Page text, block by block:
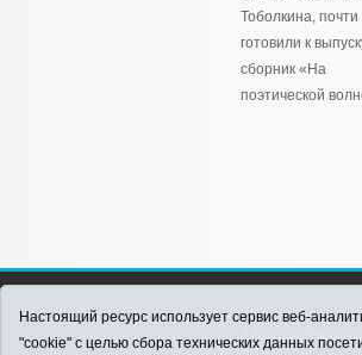
Тоболкина, почти
готовили к
сборник «На
поэтической
ЗАВОДОУКОВСК
Настоящий ресурс использует сервис веб-
"cookie" с целью сбора технических данных